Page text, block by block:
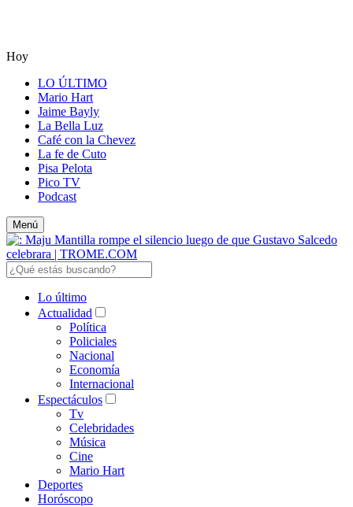
Hoy
LO ÚLTIMO
Mario Hart
Jaime Bayly
La Bella Luz
Café con la Chevez
La fe de Cuto
Pisa Pelota
Pico TV
Podcast
Menú
Lo último
Actualidad
Política
Policiales
Nacional
Economía
Internacional
Espectáculos
Tv
Celebridades
Música
Cine
Mario Hart
Deportes
Horóscopo